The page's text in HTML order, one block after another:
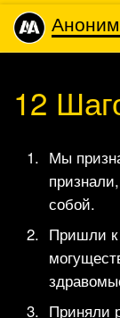
Skip to content
12
Мы
собой.
Пришли к
Приняли